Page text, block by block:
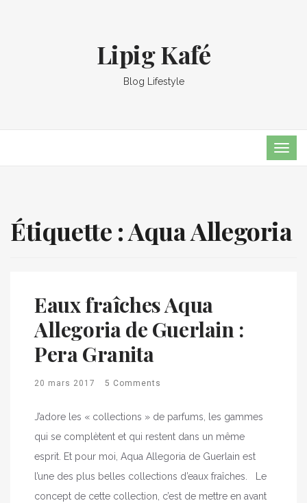
Lipig Kafé
Blog Lifestyle
Étiquette :Aqua Allegoria
Eaux fraîches Aqua
Allegoria de Guerlain :
Pera Granita
20 mars 2017 5 Comments
J’adore les « collections » de parfums, les gammes
qui se complètent et qui restent dans un même
esprit. Et pour moi, Aqua Allegoria de Guerlain est
l’une des plus belles collections d’eaux fraîches. Le
concept de cette collection, c’est de mettre en avant